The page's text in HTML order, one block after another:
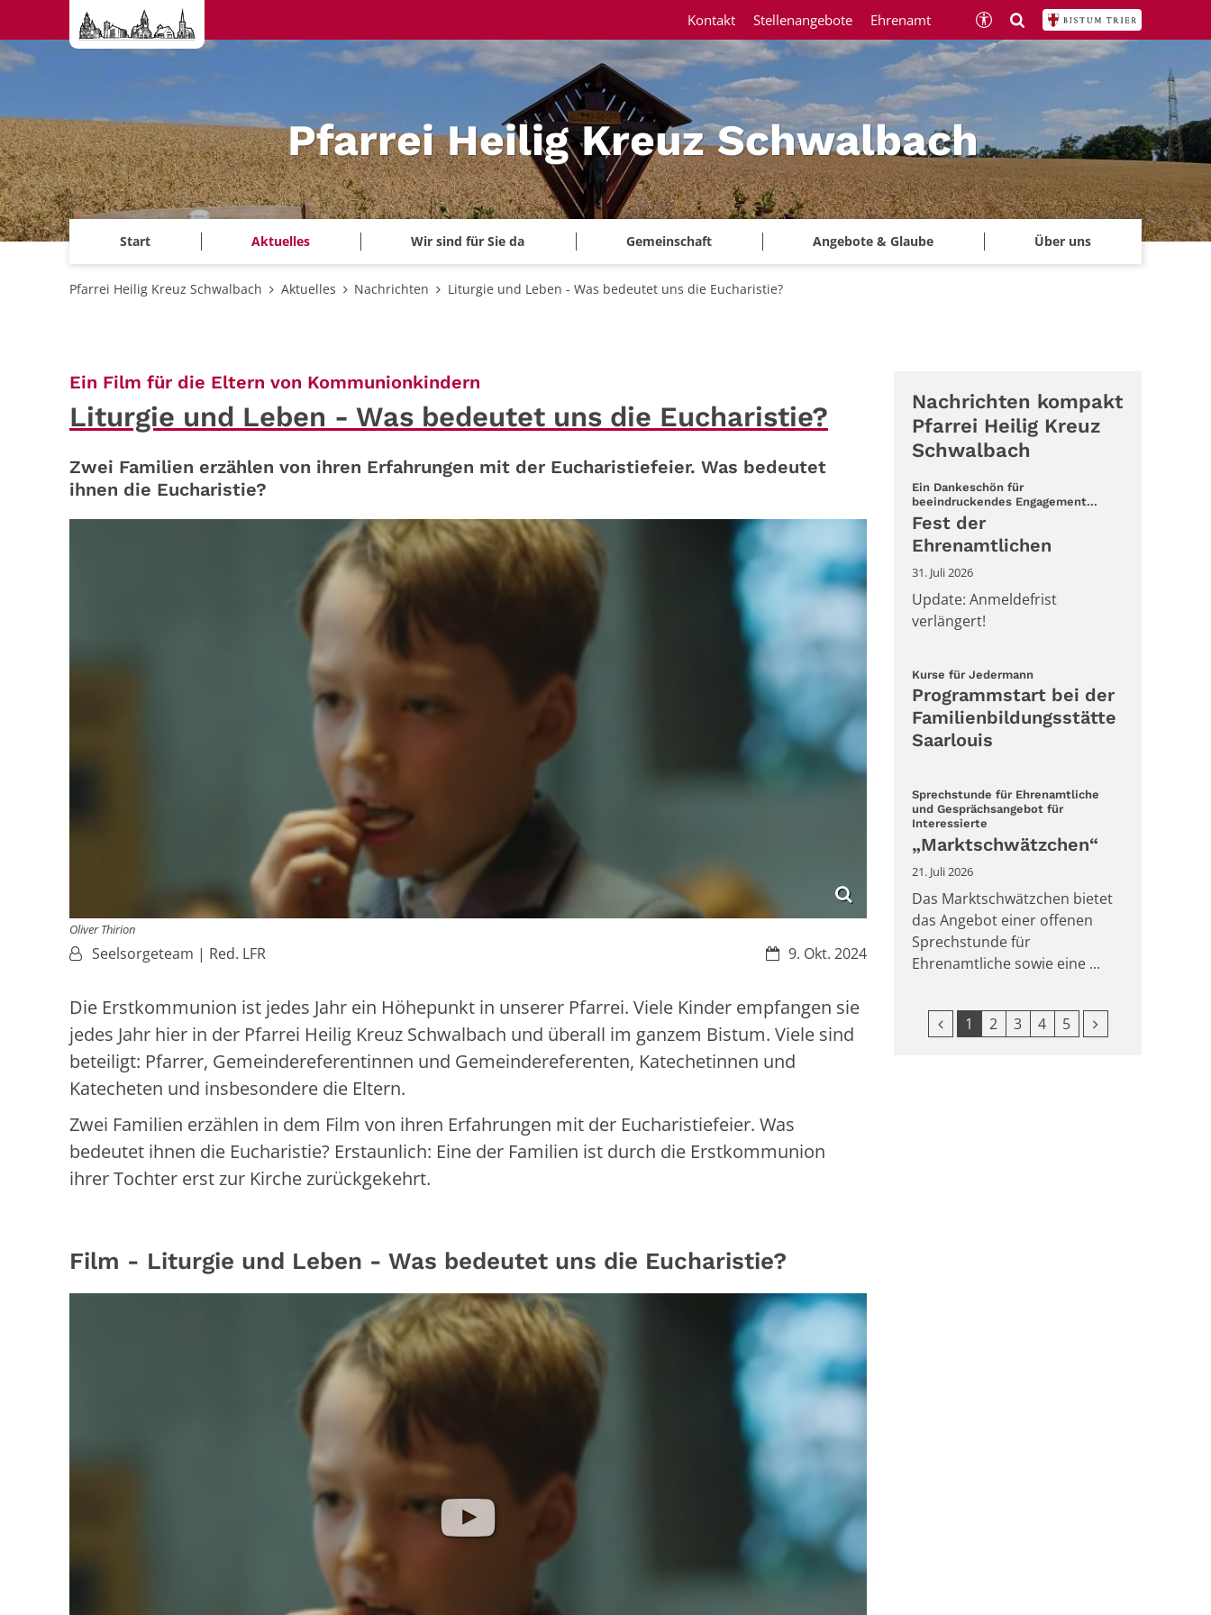
Zum Inhalt springen
Pfarrei Heilig Kreuz Schwalbach
Start Aktuelles Wir sind für Sie da Gemeinschaft Angebote & Glaube Über uns
Kontakt Stellenangebote Ehrenamt
Pfarrei Heilig Kreuz Schwalbach Aktuelles Nachrichten Liturgie und Leben - Was bedeutet uns die Eucharistie?
Ein Film für die Eltern von Kommunionkindern
Liturgie und Leben - Was bedeutet uns die Eucharistie?
Zwei Familien erzählen von ihren Erfahrungen mit der Eucharistiefeier. Was bedeutet
ihnen die Eucharistie?
Oliver Thirion
Datum:9. Okt. 2024
Von:Seelsorgeteam | Red. LFR
Die Erstkommunion ist jedes Jahr ein Höhepunkt in unserer Pfarrei. Viele Kinder empfangen sie
jedes Jahr hier in der Pfarrei Heilig Kreuz Schwalbach und überall im ganzem Bistum. Viele sind
beteiligt: Pfarrer, Gemeindereferentinnen und Gemeindereferenten, Katechetinnen und
Katecheten und insbesondere die Eltern.
Zwei Familien erzählen in dem Film von ihren Erfahrungen mit der Eucharistiefeier. Was
bedeutet ihnen die Eucharistie? Erstaunlich: Eine der Familien ist durch die Erstkommunion
ihrer Tochter erst zur Kirche zurückgekehrt.
Film - Liturgie und Leben - Was bedeutet uns die Eucharistie?
Nachrichten kompakt
Pfarrei Heilig Kreuz
Schwalbach
Ein Dankeschön für
beeindruckendes Engagement...
Fest der
Ehrenamtlichen
31. Juli 2026
Update: Anmeldefrist
verlängert!
Kurse für Jedermann:
Programmstart bei der
Familienbildungsstätte
Saarlouis
Sprechstunde für Ehrenamtliche
und Gesprächsangebot für
Interessierte
„Marktschwätzchen“
21. Juli 2026
Das Marktschwätzchen bietet
das Angebot einer offenen
Sprechstunde für
Ehrenamtliche sowie eine ...
Vorherige Seite
1 2 3 4 5 Nächste Seite